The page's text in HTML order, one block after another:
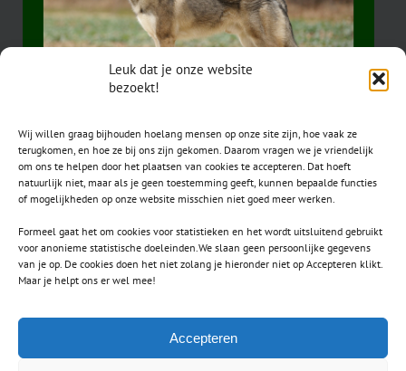
Leuk dat je onze website
bezoekt!
Wij willen graag bijhouden hoelang mensen op onze site zijn, hoe vaak ze
terugkomen, en hoe ze bij ons zijn gekomen. Daarom vragen we je vriendelijk
om ons te helpen door het plaatsen van cookies te accepteren. Dat hoeft
natuurlijk niet, maar als je geen toestemming geeft, kunnen bepaalde functies
of mogelijkheden op onze website misschien niet goed meer werken.
Formeel gaat het om cookies voor statistieken en het wordt uitsluitend gebruikt
voor anonieme statistische doeleinden.We slaan geen persoonlijke gegevens
van je op. De cookies doen het niet zolang je hieronder niet op Accepteren klikt.
Maar je helpt ons er wel mee!
Accepteren
CONTACT
secretaris.avls@gmail.com